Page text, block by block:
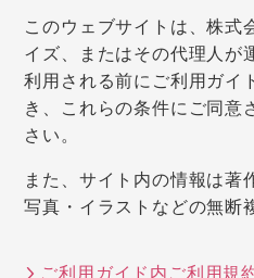
このウェブサイトは、株式
イズ、またはその代理人が
利用される前にご利用ガイ
き、これらの条件にご同意
さい。
また、サイト内の情報は著
写真・イラストなどの無断
ご利用ガイド内ご利用規